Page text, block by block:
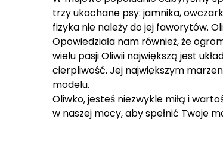
trzy ukochane psy: jamnika,
fizyka nie należy do jej faworytów.
Opowiedziała nam również, że
wielu pasji Oliwii największą jest
cierpliwość. Jej największym
modelu.
Oliwko, jesteś niezwykle miłą i
w naszej mocy, aby spełnić Twoje